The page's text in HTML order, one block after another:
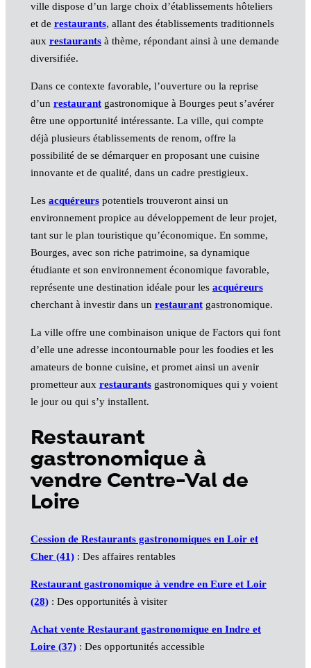
ville dispose d’un large choix d’établissements hôteliers
et de restaurants, allant des établissements traditionnels
aux restaurantsà thème, répondant ainsi à une demande
diversifiée.
Dans ce contexte favorable, l’ouverture ou la reprise
d’un restaurantgastronomique à Bourges peut s’avérer
être une opportunité intéressante. La ville, qui compte
déjà plusieurs établissements de renom, offre la
possibilité de se démarquer en proposant une cuisine
innovante et de qualité, dans un cadre prestigieux.
Les acquéreurspotentiels trouveront ainsi un
environnement propice au développement de leur projet,
tant sur le plan touristique qu’économique. En somme,
Bourges, avec son riche patrimoine, sa dynamique
étudiante et son environnement économique favorable,
représente une destination idéale pour les acquéreurs
cherchant à investir dans un restaurantgastronomique.
La ville offre une combinaison unique de Factors qui font
d’elle une adresse incontournable pour les foodies et les
amateurs de bonne cuisine, et promet ainsi un avenir
prometteur aux restaurantsgastronomiques qui y voient
le jour ou qui s’y installent.
Restaurant
gastronomique à
vendre Centre-Val de
Loire
Cession de Restaurants gastronomiques en Loir et
Cher (41): Des affaires rentables
Restaurant gastronomique à vendre en Eure et Loir
(28): Des opportunités à visiter
Achat vente Restaurant gastronomique en Indre et
Loire (37): Des opportunités accessible